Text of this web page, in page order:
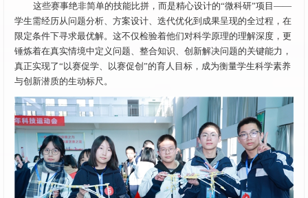
这些赛事绝非简单的技能比拼，而是精心设计的“微科研”项目——
学生需经历从问题分析、方案设计、迭代优化到成果呈现的全过程，在
限定条件下寻求最优解。这不仅检验着他们对科学原理的理解深度，更
锤炼着在真实情境中定义问题、整合知识、创新解决问题的关键能力，
真正实现了“以赛促学、以赛促创”的育人目标，成为衡量学生科学素养
与创新潜质的生动标尺。